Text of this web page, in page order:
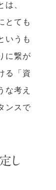
は、
とても
いうも
に繋が
る「資
な考え
ンスで
し